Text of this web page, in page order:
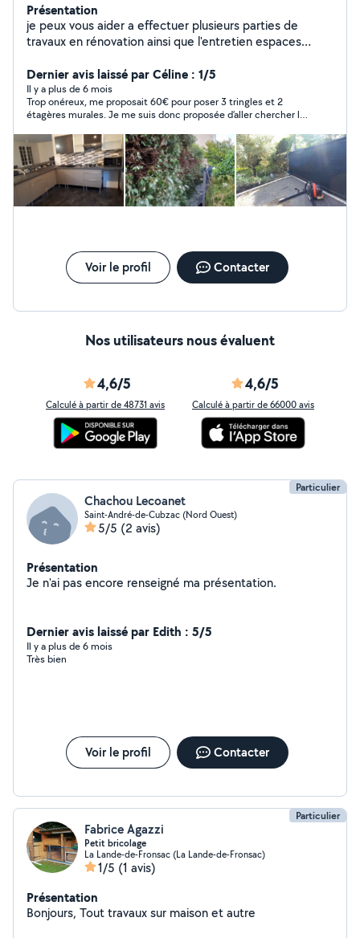
Présentation
je peux vous aider a effectuer plusieurs parties de
travaux en rénovation ainsi que l'entretien espaces
canalisations. N'hesitez pas à faire appel à mes services
. À très bientôt
Dernier avis laissé par Céline : 1/5
Il y a plus de 6 mois
Trop onéreux, me proposait 60€ pour poser 3 tringles et 2
étagères murales. Je me suis donc proposée d’aller chercher le
messieurs dames ne pouvaient plus venir alors qu’on avait
convenu 14h et qu’il n’était que 13h. Je ne vous souhaite pas
d’être une femme seule, honteux le prix qu’on vous propose
pour 3 pauvres tringles.
Voir le profil Contacter
Nos utilisateurs nous évaluent
4,6/5
Calculé à partir de 48731 avis
4,6/5
Calculé à partir de 66000 avis
Particulier
Chachou Lecoanet
Saint-André-de-Cubzac (Nord Ouest)
5/5 (2 avis)
Présentation
Je n'ai pas encore renseigné ma présentation.
Dernier avis laissé par Edith : 5/5
Il y a plus de 6 mois
Très bien
Voir le profil Contacter
Particulier
Fabrice Agazzi
Petit bricolage
La Lande-de-Fronsac (La Lande-de-Fronsac)
1/5 (1 avis)
Présentation
Bonjours, Tout travaux sur maison et autre